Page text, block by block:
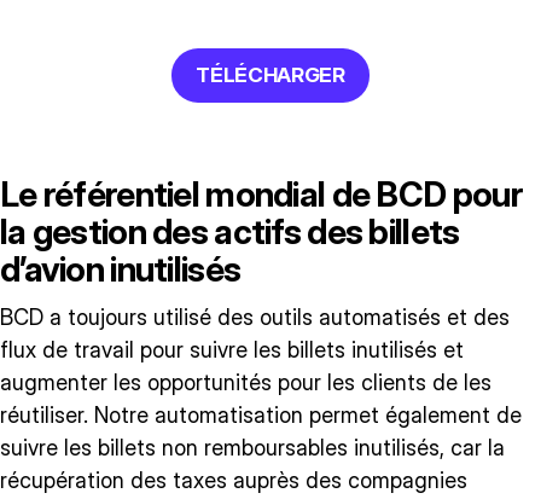
TÉLÉCHARGER
Le référentiel mondial de BCD pour
la gestion des actifs des billets
d’avion inutilisés
BCD a toujours utilisé des outils automatisés et des
flux de travail pour suivre les billets inutilisés et
augmenter les opportunités pour les clients de les
réutiliser. Notre automatisation permet également de
suivre les billets non remboursables inutilisés, car la
récupération des taxes auprès des compagnies